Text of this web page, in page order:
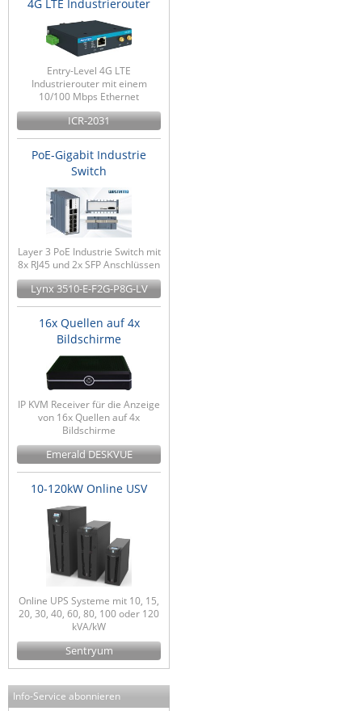
4G LTE Industrierouter
Entry-Level 4G LTE
Industrierouter mit einem
10/100 Mbps Ethernet
ICR-2031
PoE-Gigabit Industrie
Switch
Layer 3 PoE Industrie Switch mit
8x RJ45 und 2x SFP Anschlüssen
Lynx 3510-E-F2G-P8G-LV
16x Quellen auf 4x
Bildschirme
IP KVM Receiver für die Anzeige
von 16x Quellen auf 4x
Bildschirme
Emerald DESKVUE
10-120kW Online USV
Online UPS Systeme mit 10, 15,
20, 30, 40, 60, 80, 100 oder 120
kVA/kW
Sentryum
Info-Service abonnieren